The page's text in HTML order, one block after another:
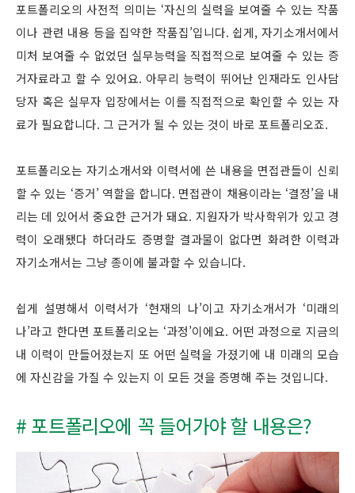
포트폴리오의 사전적 의미는 ‘자신의 실력을 보여줄 수 있는 작품
이나 관련 내용 등을 집약한 작품집’입니다. 쉽게, 자기소개서에서
미처 보여줄 수 없었던 실무능력을 직접적으로 보여줄 수 있는 증
거자료라고 할 수 있어요. 아무리 능력이 뛰어난 인재라도 인사담
당자 혹은 실무자 입장에서는 이를 직접적으로 확인할 수 있는 자
료가 필요합니다. 그 근거가 될 수 있는 것이 바로 포트폴리오죠.
포트폴리오는 자기소개서와 이력서에 쓴 내용을 면접관들이 신뢰
할 수 있는 ‘증거’ 역할을 합니다. 면접관이 채용이라는 ‘결정’을 내
리는 데 있어서 중요한 근거가 돼요. 지원자가 박사학위가 있고 경
력이 오래됐다 하더라도 증명할 결과물이 없다면 화려한 이력과
자기소개서는 그냥 종이에 불과할 수 있습니다.
쉽게 설명해서 이력서가 ‘현재의 나’이고 자기소개서가 ‘미래의
나’라고 한다면 포트폴리오는 ‘과정’이에요. 어떤 과정으로 지금의
내 이력이 만들어졌는지 또 어떤 실력을 가졌기에 내 미래의 모습
에 자신감을 가질 수 있는지 이 모든 것을 증명해 주는 것입니다.
# 포트폴리오에 꼭 들어가야 할 내용은?